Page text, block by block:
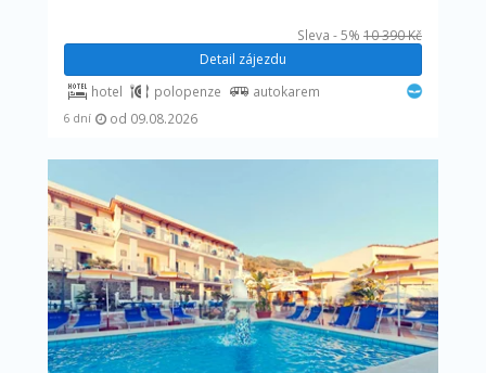
Sleva - 5% 10 390 Kč
Detail zájezdu
hotel polopenze
autokarem
od 09.08.2026
6 dní